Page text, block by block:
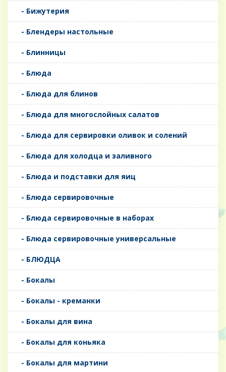
- Бижутерия
- Блендеры настольные
- Блинницы
- Блюда
- Блюда для блинов
- Блюда для многослойных салатов
- Блюда для сервировки оливок и солений
- Блюда для холодца и заливного
- Блюда и подставки для яиц
- Блюда сервировочные
- Блюда сервировочные в наборах
- Блюда сервировочные универсальные
- БЛЮДЦА
- Бокалы
- Бокалы - креманки
- Бокалы для вина
- Бокалы для коньяка
- Бокалы для мартини